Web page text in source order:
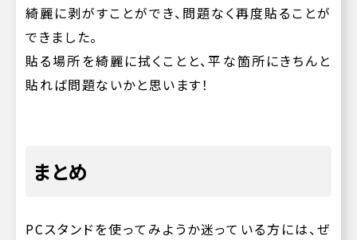
綺麗に剥がすことができ、問題なく再度貼ることが
できました。
貼る場所を綺麗に拭くことと、平な箇所にきちんと
貼れば問題ないかと思います！
まとめ
PCスタンドを使ってみようか迷っている方には、ぜ